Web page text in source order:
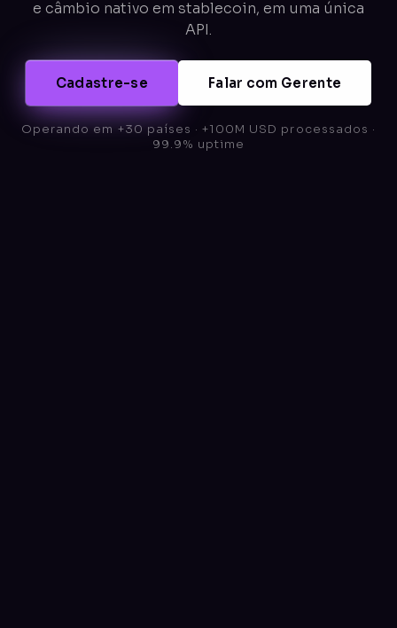
e câmbio nativo em stablecoin, em uma única
API.
Cadastre-se Falar com Gerente
Operando em +30 países · +100M USD processados ·
99.9% uptime